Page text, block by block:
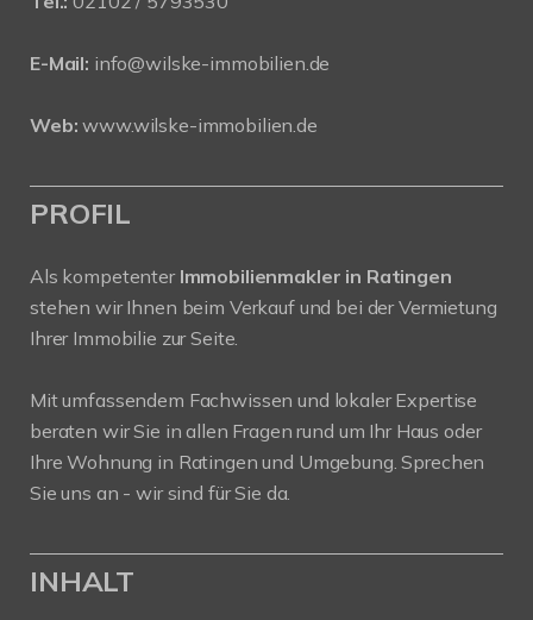
E-Mail: info@wilske-immobilien.de
Web: www.wilske-immobilien.de
PROFIL
Als kompetenter Immobilienmakler in Ratingen
stehen wir Ihnen beim Verkauf und bei der Vermietung
Ihrer Immobilie zur Seite.
Mit umfassendem Fachwissen und lokaler Expertise
beraten wir Sie in allen Fragen rund um Ihr Haus oder
Ihre Wohnung in Ratingen und Umgebung. Sprechen
Sie uns an - wir sind für Sie da.
INHALT